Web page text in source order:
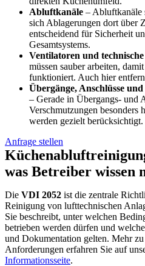
Abluftkanäle – Abluftkanäle
sich Ablagerungen dort über
entscheidend für Sicherheit
Gesamtsystems.
Ventilatoren und
müssen sauber arbeiten,
funktioniert. Auch hier
Übergänge, Anschlüsse
– Gerade in Übergangs- und
Verschmutzungen besonders
werden gezielt berücksichtigt.
Anfrage stellen
was Betreiber wissen
Die VDI 2052 ist die zentrale
Reinigung von lufttechnischen
Sie beschreibt, unter welchen
betrieben werden dürfen und
und Dokumentation gelten. Mehr
Anforderungen erfahren Sie auf
Informationsseite.